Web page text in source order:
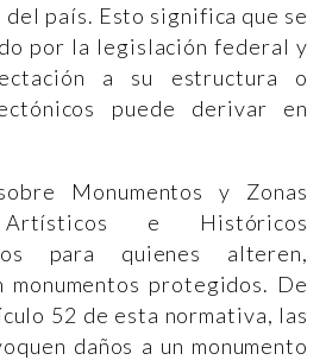
país. Esto significa que se
por la legislación federal y
a su estructura o
puede derivar en
Monumentos y Zonas
Artísticos e Históricos
para quienes alteren,
monumentos protegidos. De
52 de esta normativa, las
daños a un monumento